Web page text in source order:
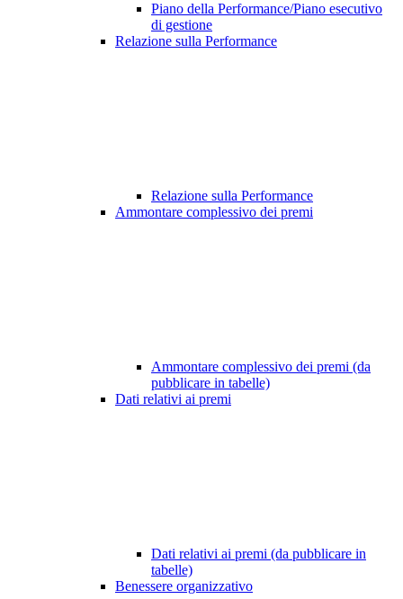
Piano della Performance/Piano esecutivo
di gestione
Relazione sulla Performance
Relazione sulla Performance
Ammontare complessivo dei premi
Ammontare complessivo dei premi (da
pubblicare in tabelle)
Dati relativi ai premi
Dati relativi ai premi (da pubblicare in
tabelle)
Benessere organizzativo